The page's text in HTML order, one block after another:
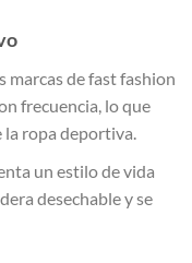
marcas de fast fashion
frecuencia, lo que
la ropa deportiva.
un estilo de vida
desechable y se